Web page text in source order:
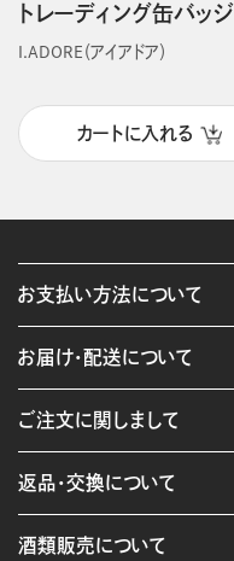
トレーディング缶バッジ
I.ADORE（アイアドア）
カートに入れる
お支払い方法について
お届け・配送について
ご注文に関しまして
返品・交換について
酒類販売について